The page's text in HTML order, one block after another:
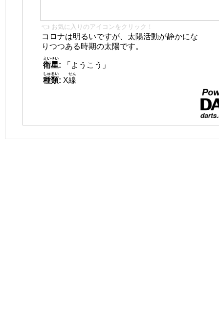
👈 お気に入りのアイコンをクリック！
コロナは明るいですが、太陽活動が静かにな
りつつある時期の太陽です。
衛星
えいせい
:
「ようこう」
種類
しゅるい
: X線
せん